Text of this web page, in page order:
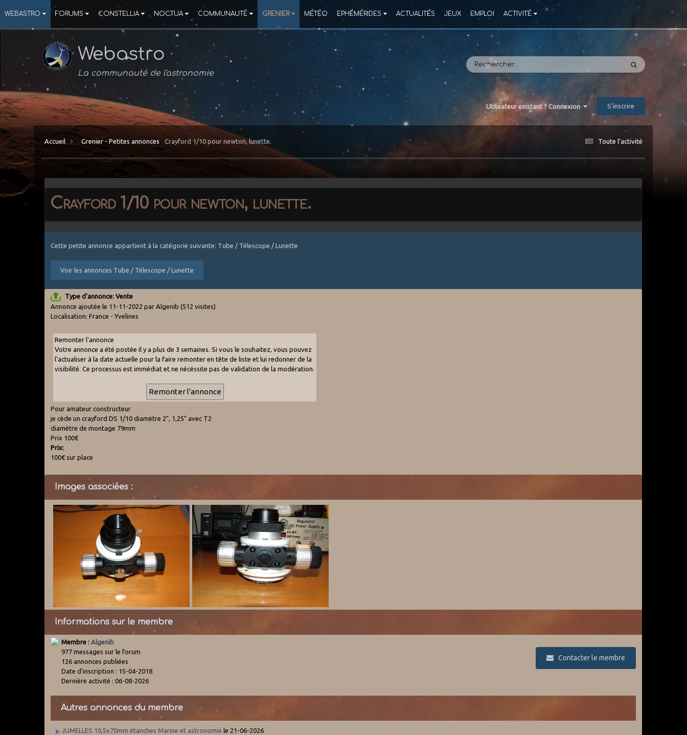
WEBASTRO FORUMS CONSTELLIA NOCTUA COMMUNAUTÉ GRENIER MÉTÉO EPHÉMÉRIDES ACTUALITÉS JEUX EMPLOI ACTIVITÉ
Webastro
La communauté de l'astronomie
Utilisateur existant ? Connexion S’inscrire
Toute l’activité
Accueil Grenier - Petites annonces Crayford 1/10 pour newton, lunette.
Crayford 1/10 pour newton, lunette.
Cette petite annonce appartient à la catégorie suivante: Tube / Télescope / Lunette
Voir les annonces Tube / Télescope / Lunette
Type d'annonce: Vente
Annonce ajoutée le 11-11-2022 par Algenib(512 visites)
Localisation: France - Yvelines
Remonter l'annonce
Votre annonce a été postée il y a plus de 3 semaines. Si vous le souhaitez, vous pouvez
l'actualiser à la date actuelle pour la faire remonter en tête de liste et lui redonner de la
visibilité. Ce processus est immédiat et ne nécéssite pas de validation de la modération.
Pour amateur constructeur
je cède un crayford DS 1/10 diamètre 2", 1,25" avec T2
diamètre de montage 79mm
Prix 100€
Prix:
100€ sur place
Images associées :
Informations sur le membre
Membre :Algenib
977 messages sur le forum
126 annonces publiées
Date d'inscription : 15-04-2018
Dernière activité : 06-08-2026
Contacter le membre
Autres annonces du membre
JUMELLES 10,5x70mm étanches Marine et astronomie le 21-06-2026